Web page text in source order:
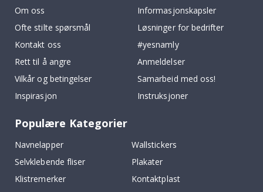
Om oss
Ofte stilte spørsmål
Kontakt oss
Rett til å angre
Vilkår og betingelser
Inspirasjon
Informasjonskapsler
Løsninger for bedrifter
#yesnamly
Anmeldelser
Samarbeid med oss!
Instruksjoner
Populære Kategorier
Navnelapper
Wallstickers
Selvklebende fliser
Plakater
Klistremerker
Kontaktplast